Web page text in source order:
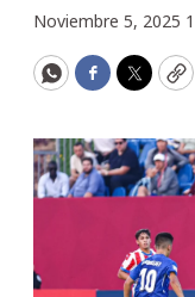
Noviembre 5, 2025
WhatsApp
Facebook